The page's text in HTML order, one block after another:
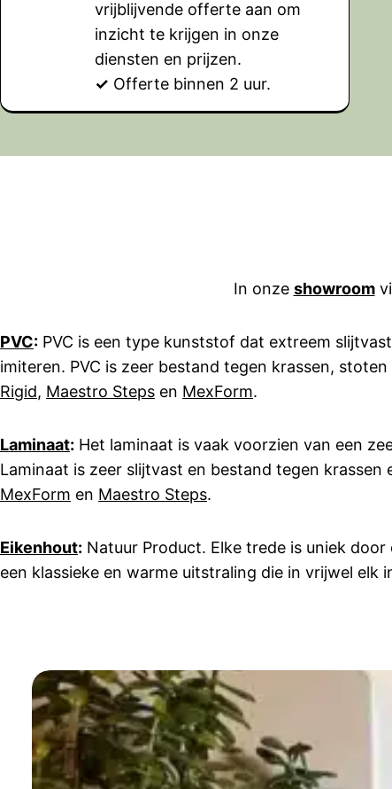
vrijblijvende offerte aan om
inzicht te krijgen in onze
diensten en prijzen.
✓ Offerte binnen 2 uur.
In onze showroom
PVC: PVC is een type kunststof dat extreem
imiteren. PVC is zeer bestand tegen krassen,
Rigid, Maestro Steps en MexForm.
Laminaat: Het laminaat is vaak voorzien van een
Laminaat is zeer slijtvast en bestand tegen
MexForm en Maestro Steps.
Eikenhout: Natuur Product. Elke trede is uniek
een klassieke en warme uitstraling die in vrijwel